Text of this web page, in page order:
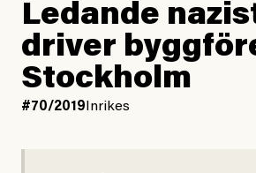
Ledande
driver
Stockholm
#70/2019Inrikes